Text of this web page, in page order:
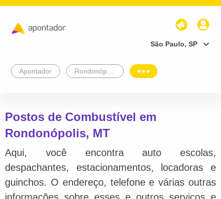
São Paulo, SP
Apontador
Postos de Combustível em
Rondonópolis, MT
Aqui, você encontra auto escolas,
despachantes, estacionamentos, locadoras e
guinchos. O endereço, telefone e várias outras